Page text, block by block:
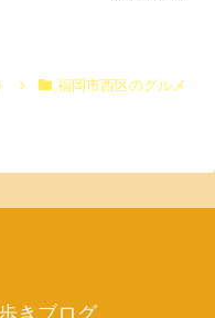
福岡市西区のグルメ